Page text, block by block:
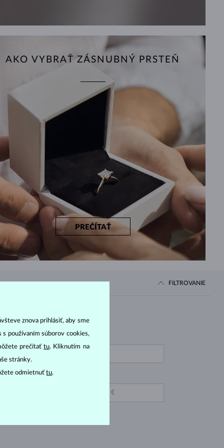
AKO VYBRAŤ ZÁSNUBNÝ PRSTEŇ
PREČÍTAŤ
FILTROVANIE
ŽLTÝ
OD
znova prihlásiť, aby sme
s používaním súborov cookies,
prečítaťtu. Kliknutím na
stránky.
odmietnuťtu.